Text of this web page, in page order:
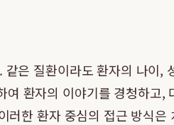
은 질환이라도 환자의 나이,
환자의 이야기를 경청하고,
한 환자 중심의 접근 방식은